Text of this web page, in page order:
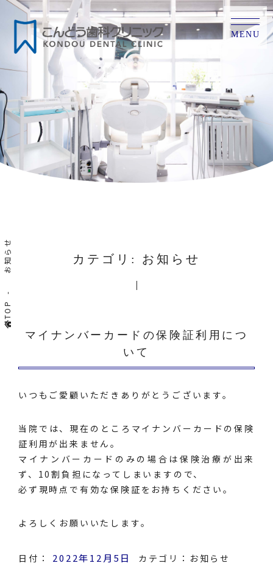
MENU
TOP
お知らせ カテゴリ: お知らせ
マイナンバーカードの保険証利用につ
いて
いつもご愛顧いただきありがとうございます。
当院では、現在のところマイナンバーカードの保険
証利用が出来ません。
マイナンバーカードのみの場合は保険治療が出来
ず、10割負担になってしまいますので、
必ず現時点で有効な保険証をお持ちください。
よろしくお願いいたします。
日付： 2022年12月5日 カテゴリ： お知らせ